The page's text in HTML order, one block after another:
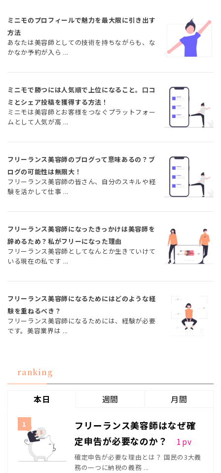
ミニモのプロフィールで魅力を最大限に引き出す
方法
あなたは美容師としての技術を持ちながらも、な
かなか予約が入ら ...
ミニモで勝つには人気順で上位になること。口コ
ミとシェア投稿を獲得する方法！
ミニモは美容師とお客様をつなぐプラットフォー
ムとして人気が高 ...
フリーランス美容師のブログって意味あるの？ブ
ログの可能性は無限大！
フリーランス美容師の皆さん、自分のスキルや経
験を活かして仕事 ...
フリーランス美容師になったきっかけは美容師を
辞めるため？私がフリーになった理由
フリーランス美容師としてなんとか生きていけて
いる現在の私です ...
フリーランス美容師になるためにはどのような経
験を重ねるべき？
フリーランス美容師になるためには、経験が必要
です。美容業界は ...
ranking
本日 週間 月間
フリーランス美容師はなぜ確
定申告が必要なのか？
1 pv
確定申告が必要な理由とは？ 国民の3大義
務の一つに納税の義務 ...